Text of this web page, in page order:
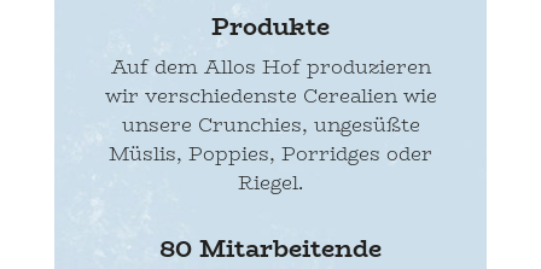
Produkte
Auf dem Allos Hof produzieren
wir verschiedenste Cerealien wie
unsere Crunchies, ungesüßte
Müslis, Poppies, Porridges oder
Riegel.
80 Mitarbeitende